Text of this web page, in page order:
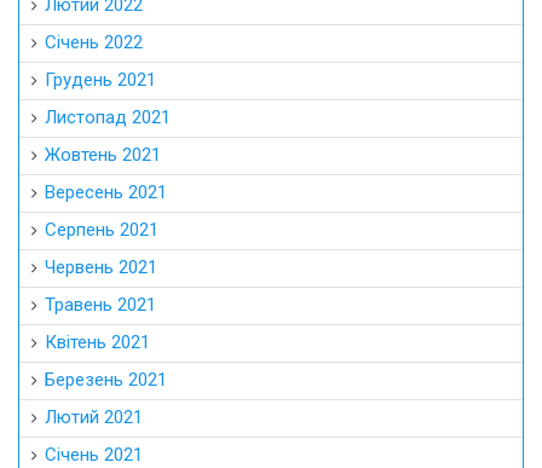
Лютий 2022
Січень 2022
Грудень 2021
Листопад 2021
Жовтень 2021
Вересень 2021
Серпень 2021
Червень 2021
Травень 2021
Квітень 2021
Березень 2021
Лютий 2021
Січень 2021